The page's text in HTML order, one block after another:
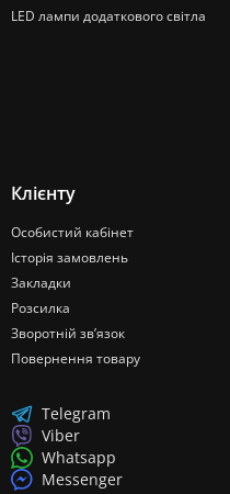
LED лампи додаткового світла
Клієнту
Особистий кабінет
Історія замовлень
Закладки
Розсилка
Зворотній зв’язок
Повернення товару
Telegram
Viber
Whatsapp
Messenger